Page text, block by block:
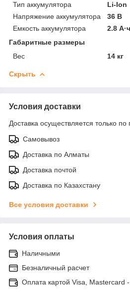
Тип аккумулятора
Li-Ion
Напряжение аккумулятора
36 В
Емкость аккумулятора
2.8 А·ч
Габаритные размеры
Вес
14 кг
Скрыть
Условия доставки
Доставка осуществляется только по
Самовывоз
Доставка по Алматы
Доставка почтой
Доставка по Казахстану
Все условия доставки
Условия оплаты
Наличными
Безналичный расчет
Оплата картой Visa, Mastercard